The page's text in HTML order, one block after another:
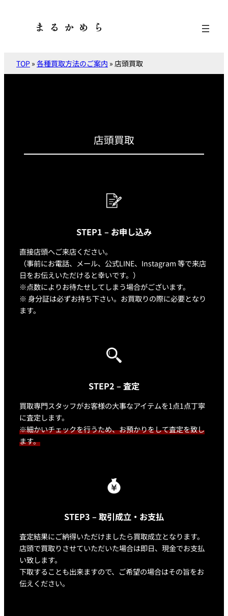
TOP » 各種買取方法のご案内 » 店頭買取
店頭買取
STEP1 – お申し込み
直接店頭へご来店ください。
（事前にお電話、メール、公式LINE、Instagram 等で来店
日をお伝えいただけると幸いです。）
※点数によりお待たせしてしまう場合がございます。
※ 身分証は必ずお持ち下さい。お買取りの際に必要となり
ます。
STEP2 – 査定
買取専門スタッフがお客様の大事なアイテムを1点1点丁寧
に査定します。
※細かいチェックを行うため、お預かりをして査定を致し
ます。
STEP3 – 取引成立・お支払
査定結果にご納得いただけましたら買取成立となります。
店頭で買取りさせていただいた場合は即日、現金でお支払
い致します。
下取することも出来ますので、ご希望の場合はその旨をお
伝えください。